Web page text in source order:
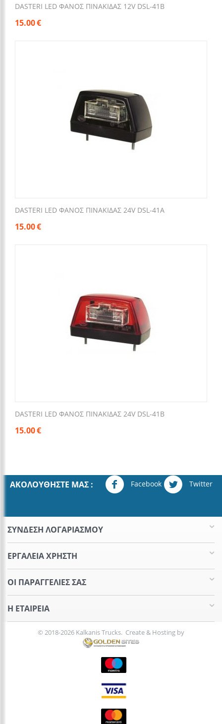
DASTERI LED ΦΑΝΟΣ ΠΙΝΑΚΙΔΑΣ 12V DSL-41B
15.00€
DASTERI LED ΦΑΝΟΣ ΠΙΝΑΚΙΔΑΣ 24V DSL-41A
15.00€
DASTERI LED ΦΑΝΟΣ ΠΙΝΑΚΙΔΑΣ 24V DSL-41B
15.00€
ΑΚΟΛΟΥΘΉΣΤΕ ΜΑΣ : Facebook Twitter
ΣΥΝΔΕΣΗ ΛΟΓΑΡΙΑΣΜΟΥ​
ΕΡΓΑΛΕΊΑ ΧΡΉΣΤΗ
ΟΙ ΠΑΡΑΓΓΕΛΊΕΣ​ ΣΑΣ
Η ΕΤΑΙΡΕΊΑ​
© 2018-2026 Kalkanis Trucks. Create & Hosting by